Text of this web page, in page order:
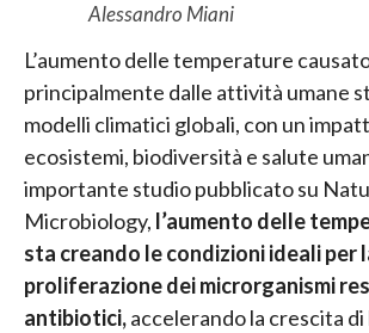
Alessandro Miani
L’aumento delle temperature
principalmente dalle attività umane
modelli climatici globali, con un
ecosistemi, biodiversità e salute
importante studio pubblicato su
Microbiology, l’aumento delle
sta creando le condizioni ideali per
proliferazione dei microrganismi
antibiotici,accelerando la crescita